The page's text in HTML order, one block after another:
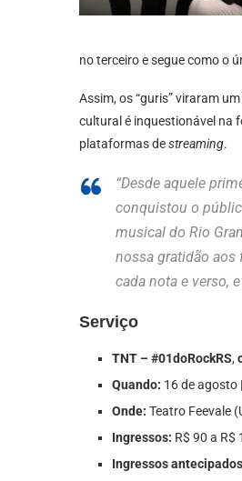
no terceiro e segue como o
Assim, os “guris” viraram
cultural é inquestionável na
plataformas destreaming.
“Desde aquele
conquistou o
musical do Rio
nossa gratidão aos
cada nota e verso,
Serviço
TNT – #01doRockRS,
Quando: 16 de agosto
Onde: Teatro Feevale
Ingressos: R$ 90 a R$
Ingressos